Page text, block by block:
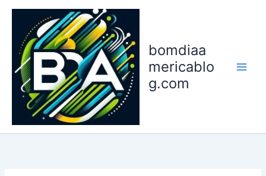
conteúdo
bomdiaa
mericablo
g.com